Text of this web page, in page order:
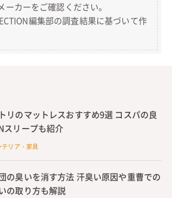
ーカーをご確認ください。
編集部の調査結果に基づいて作
リのマットレスおすすめ9選 コスパの良
スリープも紹介
テリア・家具
の臭いを消す方法 汗臭い原因や重曹での
の取り方も解説